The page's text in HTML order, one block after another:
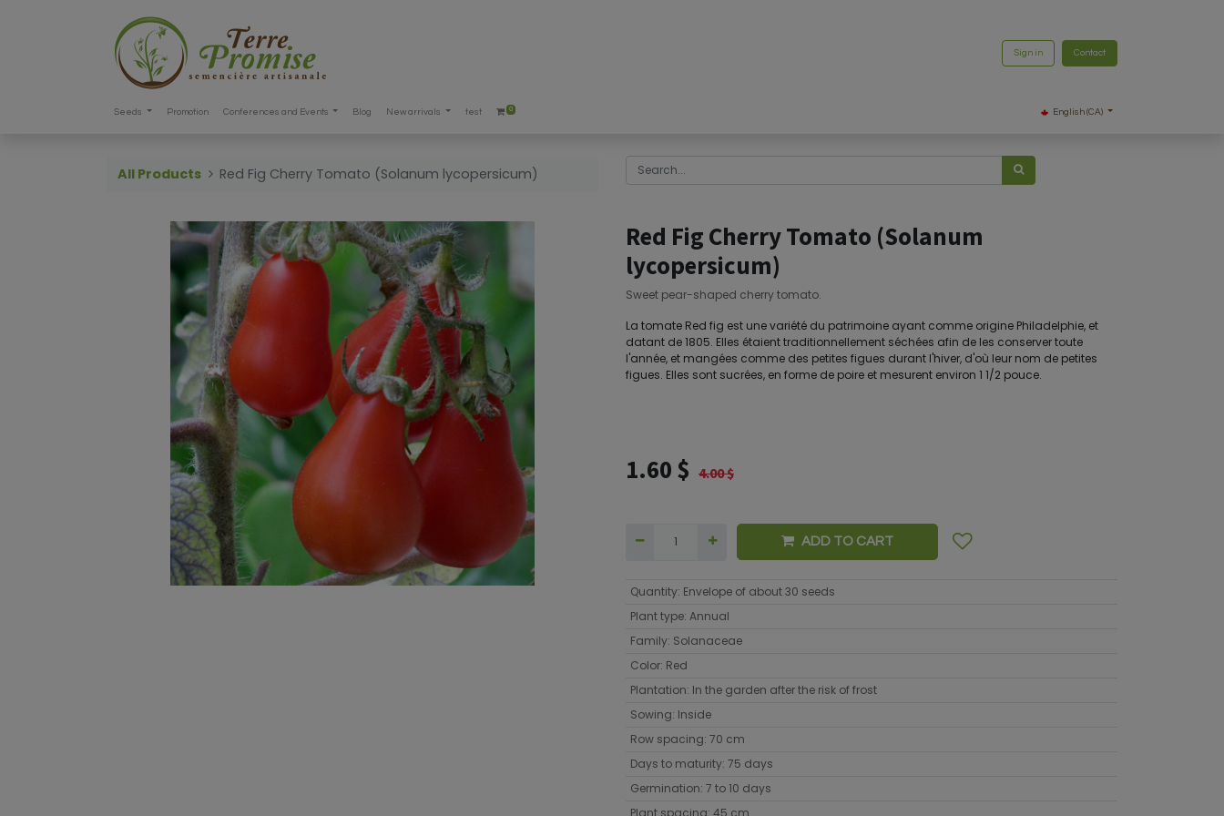
Sign in Contact
Seeds Promotion Conferences and Events Blog New arrivals test 0 English (CA)
All Products Red Fig Cherry Tomato (Solanum lycopersicum)
Red Fig Cherry Tomato (Solanum
lycopersicum)
Sweet pear-shaped cherry tomato.
La tomate Red fig est une variété du patrimoine ayant comme origine Philadelphie, et
datant de 1805. Elles étaient traditionnellement séchées afin de les conserver toute
l'année, et mangées comme des petites figues durant l'hiver, d'où leur nom de petites
figues. Elles sont sucrées, en forme de poire et mesurent environ 1 1/2 pouce.
1.60 $ 4.00$
ADD TO CART
Quantity: Envelope of about 30 seeds
Plant type: Annual
Family: Solanaceae
Color: Red
Plantation: In the garden after the risk of frost
Sowing: Inside
Row spacing: 70 cm
Days to maturity: 75 days
Germination: 7 to 10 days
Plant spacing: 45 cm